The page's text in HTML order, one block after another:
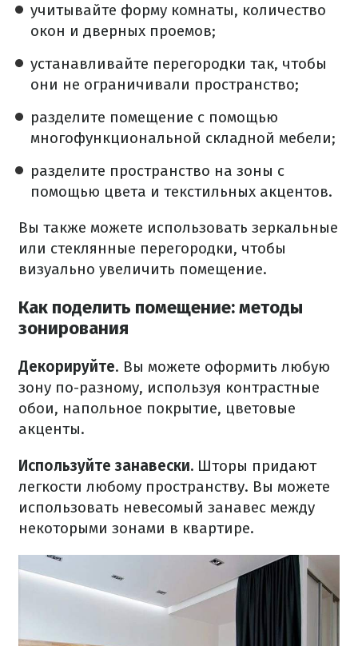
учитывайте форму комнаты, количество
окон и дверных проемов;
устанавливайте перегородки так, чтобы
они не ограничивали пространство;
разделите помещение с помощью
многофункциональной складной мебели;
разделите пространство на зоны с
помощью цвета и текстильных акцентов.
Вы также можете использовать зеркальные
или стеклянные перегородки, чтобы
визуально увеличить помещение.
Как поделить помещение: методы
зонирования
Декорируйте. Вы можете оформить любую
зону по-разному, используя контрастные
обои, напольное покрытие, цветовые
акценты.
Используйте занавески. Шторы придают
легкости любому пространству. Вы можете
использовать невесомый занавес между
некоторыми зонами в квартире.